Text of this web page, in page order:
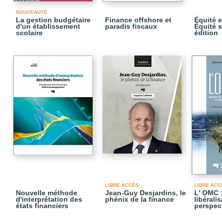
NOUVEAUTÉ
La gestion budgétaire
d'un établissement
scolaire
Finance offshore et
paradis fiscaux
Équité
Équité
édition
Nouvelle méthode
d'interprétation des
états financiers
LIBRE ACCÈS
Jean-Guy Desjardins, le
phénix de la finance
LIBRE
L' OMC